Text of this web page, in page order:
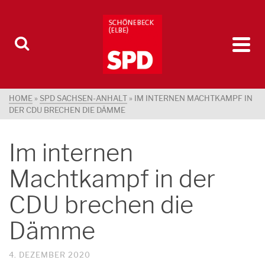
HOME » SPD SACHSEN-ANHALT » IM INTERNEN MACHTKAMPF IN
DER CDU BRECHEN DIE DÄMME
Im internen
Machtkampf in der
CDU brechen die
Dämme
4. DEZEMBER 2020